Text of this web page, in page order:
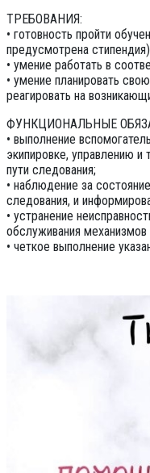
ТРЕБОВАНИЯ:
• готовность пройти
предусмотрена
• умение работать в
• умение планировать
реагировать на
ФУНКЦИОНАЛЬНЫЕ
• выполнение
экипировке, управлению
пути следования;
• наблюдение за
следования, и
• устранение
обслуживания механизмов
• четкое выполнение